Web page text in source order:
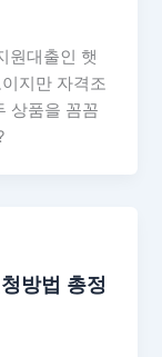
원대출인 햇
지만 자격조
상품을 꼼꼼
방법 총정